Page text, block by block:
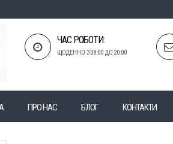
ЧАС РОБОТИ:
ЩОДЕННО З 08:00 ДО 20:00
ПРО НАС БЛОГ КОНТАКТИ